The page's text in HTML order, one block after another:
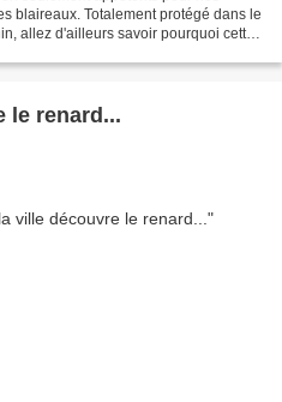
blaireaux. Totalement protégé dans le
allez d'ailleurs savoir pourquoi cette
le renard...